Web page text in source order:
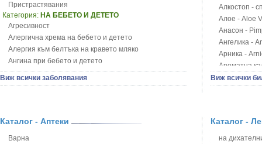
Пристрастявания
Категория: НА БЕБЕТО И ДЕТЕТО
Агресивност
Алергична хрема на бебето и детето
Алергия към белтъка на кравето мляко
Ангина при бебето и детето
Анемия при бебето и детето
Апетит - пълни деца
Бронхиална астма при бебето и детето
Виж всички заболявания
Алкостоп -
Алое - Aloe
Анасон -
Ангелика -
Арника -
Ароматна
Арония -
Блатен
Блян
Виж всички
Каталог - Аптеки
Варна
Каталог -
на